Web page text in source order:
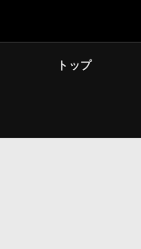
トップ